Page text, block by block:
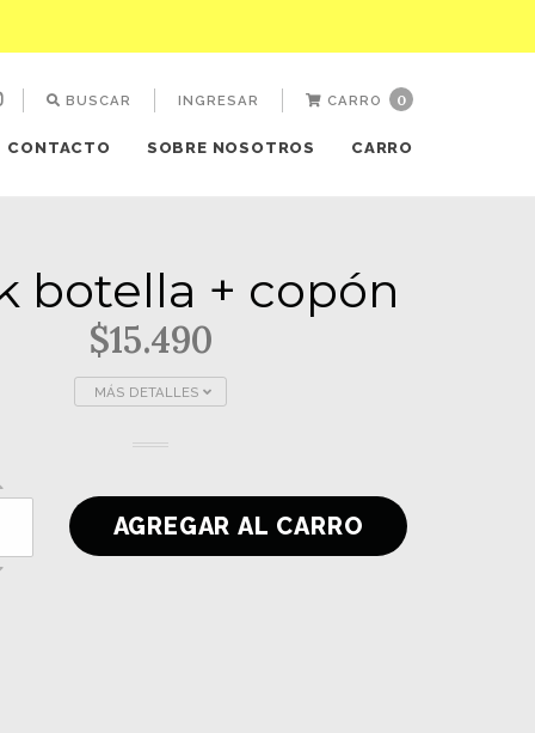
BUSCAR INGRESAR CARRO 0
CONTACTO SOBRE NOSOTROS CARRO
botella + copón
$15.490
MÁS DETALLES